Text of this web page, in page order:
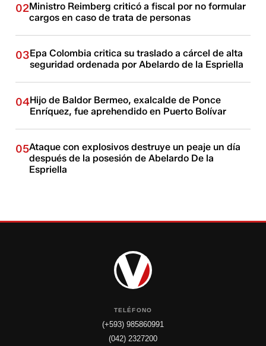
02Ministro Reimberg criticó a fiscal por no formular
cargos en caso de trata de personas
03Epa Colombia critica su traslado a cárcel de alta
seguridad ordenada por Abelardo de la Espriella
04Hijo de Baldor Bermeo, exalcalde de Ponce
Enríquez, fue aprehendido en Puerto Bolívar
05Ataque con explosivos destruye un peaje un día
después de la posesión de Abelardo De la
Espriella
TELÉFONO
(+593) 985860991
(042) 2327200